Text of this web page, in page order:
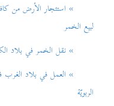
» استئجار الأرض من كافر
لبيع الخمر
» نقل الخمر في بلاد
» العمل في بلاد الغرب
الربويّة